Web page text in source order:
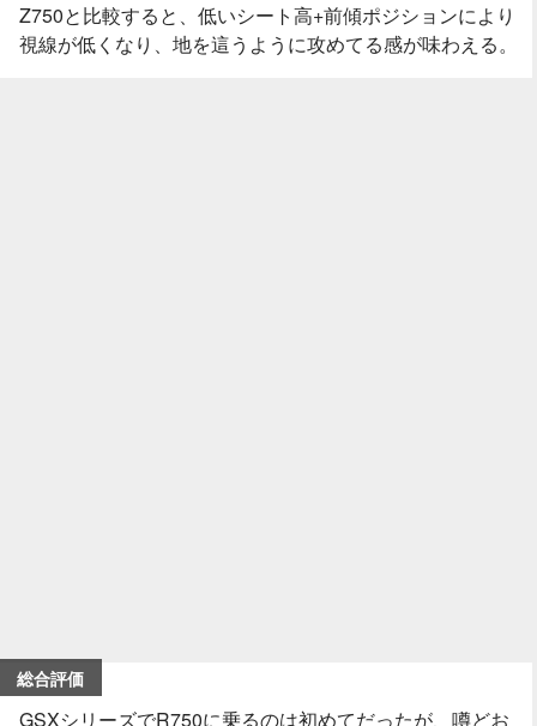
Z750と比較すると、低いシート高+前傾ポジションにより
視線が低くなり、地を這うように攻めてる感が味わえる。
総合評価
GSXシリーズでR750に乗るのは初めてだったが、噂どお